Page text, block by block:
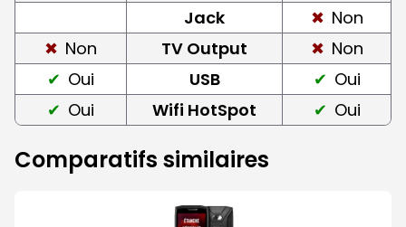
Jack
Non
Non
TV Output
Non
Oui
USB
Oui
Oui
Wifi HotSpot Oui
Comparatifs similaires